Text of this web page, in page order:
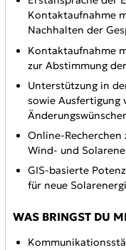
Kontaktaufnahme
Nachhalten der
Kontaktaufnahme
zur Abstimmung
Unterstützung in
sowie Ausfertigung
Online-
Wind- und
GIS-basierte
für neue
WAS BRINGST DU